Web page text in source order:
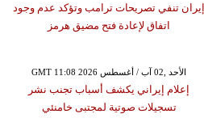
إيران تنفي تصريحات ترامب وتؤكد عدم وجود
اتفاق لإعادة فتح مضيق هرمز
GMT 11:08 2026 الأحد ,02 آب / أغسطس
إعلام إيراني يكشف أسباب تجنب نشر
تسجيلات صوتية لمجتبى خامنئي